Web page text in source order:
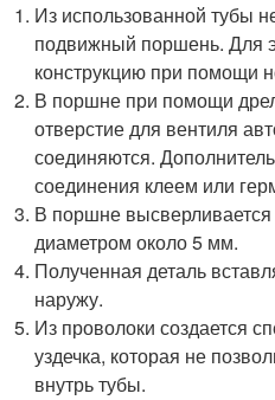
Из использованной тубы
подвижный поршень. Для
конструкцию при помощи
В поршне при помощи
отверстие для вентиля
соединяются.
соединения клеем или
В поршне
диаметром около 5 мм.
Полученная деталь
наружу.
Из проволоки создается
уздечка, которая не
внутрь тубы.